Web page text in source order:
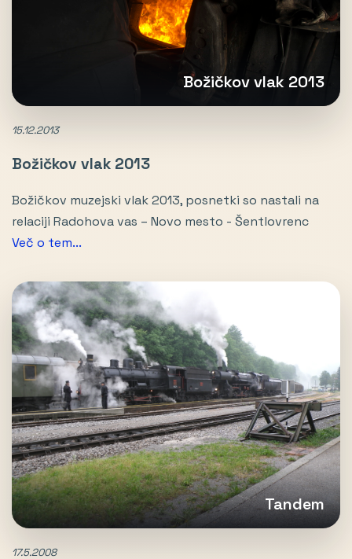
Božičkov vlak 2013
15.12.2013
Božičkov vlak 2013
Božičkov muzejski vlak 2013, posnetki so nastali na
relaciji Radohova vas – Novo mesto - Šentlovrenc
Več o tem...
Tandem
17.5.2008